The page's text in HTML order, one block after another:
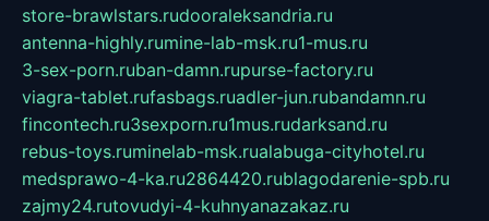
store-brawlstars.rudooraleksandria.ru
antenna-highly.rumine-lab-msk.ru1-mus.ru
3-sex-porn.ruban-damn.rupurse-factory.ru
viagra-tablet.rufasbags.ruadler-jun.rubandamn.ru
fincontech.ru3sexporn.ru1mus.rudarksand.ru
rebus-toys.ruminelab-msk.rualabuga-cityhotel.ru
medsprawo-4-ka.ru2864420.rublagodarenie-spb.ru
zajmy24.rutovudyi-4-kuhnyanazakaz.ru